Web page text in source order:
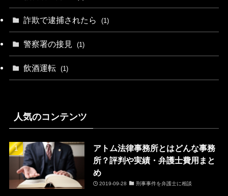
詐欺で逮捕されたら (1)
警察署の接見 (1)
飲酒運転 (1)
人気のコンテンツ
アトム法律事務所とはどんな事務
所？評判や実績・弁護士費用まと
め
2019-09-28 刑事事件を弁護士に相談